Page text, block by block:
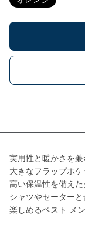
実用性と暖かさを兼
大きなフラップポ
高い保温性を備えた
シャツやセーター
楽しめるベスト メ